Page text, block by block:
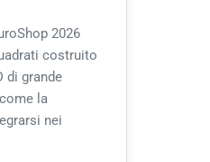
2026
costruito
di grande
la
nei